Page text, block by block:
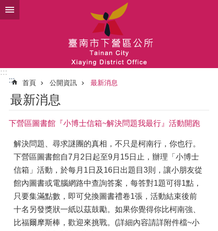
跳到主要內容區塊
:::
:::
首頁 公開資訊 最新消息
最新消息
下營區圖書館『小博士信箱~解決問題我最行』活動開跑
解決問題、尋求謎團的真相，不只是柯南行，你也行。
下營區圖書館自7月2日起至9月15日止，辦理「小博士
信箱」活動，於每月1日及16日出題目3則，讓小朋友從
館內圖書或電腦網路中查詢答案，每答對1題可得1點，
只要集滿點數，即可兌換圖書禮卷1張，活動結束後前
十名另發獎狀一紙以茲鼓勵。如果你覺得你比柯南強、
比福爾摩斯棒，歡迎來挑戰。(詳細內容請詳附件檔~小